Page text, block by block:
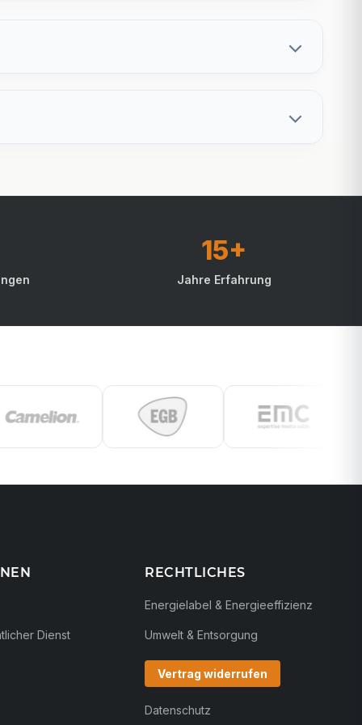
15+
Jahre Erfahrung
Dienst
RECHTLICHES
Energielabel & Energieeffizienz
Umwelt & Entsorgung
Vertrag widerrufen
Datenschutz